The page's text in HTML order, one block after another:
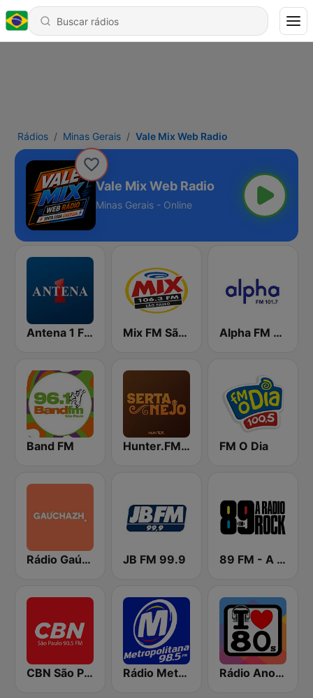
Rádios Minas Gerais Vale Mix Web Radio
Vale Mix Web Radio
Minas Gerais - Online
Antena 1 FM Mix FM São Paulo Alpha FM 101.7
Band FM Hunter.FM - Sertanejo FM O Dia
Rádio Gaúcha ZH JB FM 99.9 89 FM - A Rádio Rock
CBN São Paulo Rádio Metropolitana 98.5 FM Rádio Anos 80